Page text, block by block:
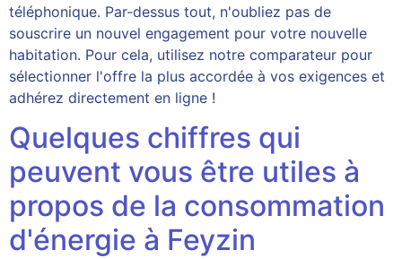
téléphonique. Par-dessus tout, n'oubliez pas de
souscrire un nouvel engagement pour votre nouvelle
habitation. Pour cela, utilisez notre comparateur pour
sélectionner l'offre la plus accordée à vos exigences et
adhérez directement en ligne !
Quelques chiffres qui
peuvent vous être utiles à
propos de la consommation
d'énergie à Feyzin